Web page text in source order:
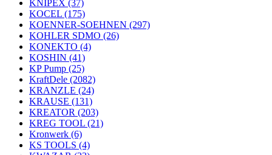
KNIPEX (37)
KOCEL (175)
KOENNER-SOEHNEN (297)
KOHLER SDMO (26)
KONEKTO (4)
KOSHIN (41)
KP Pump (25)
KraftDele (2082)
KRANZLE (24)
KRAUSE (131)
KREATOR (203)
KREG TOOL (21)
Kronwerk (6)
KS TOOLS (4)